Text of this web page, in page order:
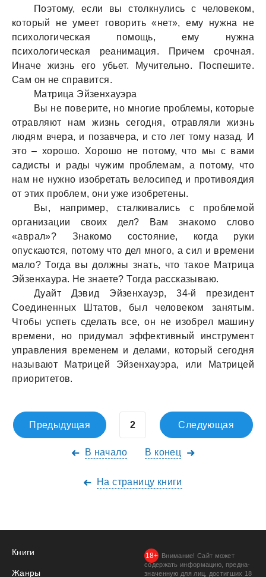
Поэтому, если вы столкнулись с человеком,
который не умеет говорить «нет», ему нужна не
психологическая помощь, ему нужна
психологическая реанимация. Причем срочная.
Иначе жизнь его убьет. Мучительно. Поспешите.
Сам он не справится.
Матрица Эйзенхауэра
Вы не поверите, но многие проблемы, которые
отравляют нам жизнь сегодня, отравляли жизнь
людям вчера, и позавчера, и сто лет тому назад. И
это – хорошо. Хорошо не потому, что мы с вами
садисты и рады чужим проблемам, а потому, что
нам не нужно изобретать велосипед и противоядия
от этих проблем, они уже изобретены.
Вы, например, сталкивались с проблемой
организации своих дел? Вам знакомо слово
«аврал»? Знакомо состояние, когда руки
опускаются, потому что дел много, а сил и времени
мало? Тогда вы должны знать, что такое Матрица
Эйзенхаура. Не знаете? Тогда рассказываю.
Дуайт Дэвид Эйзенхауэр, 34-й президент
Соединенных Штатов, был человеком занятым.
Чтобы успеть сделать все, он не изобрел машину
времени, но придумал эффективный инструмент
управления временем и делами, который сегодня
называют Матрицей Эйзенхауэра, или Матрицей
приоритетов.
Предыдущая Следующая
В начало В конец
На страницу книги
Книги
Жанры
Внимание! Сайт может
содержать информацию, предна­
значенную для лиц, дости­гших 18